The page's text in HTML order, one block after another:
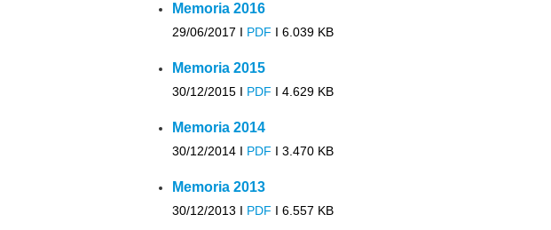
Memoria 2016
29/06/2017 I PDF I 6.039 KB
Memoria 2015
30/12/2015 I PDF I 4.629 KB
Memoria 2014
30/12/2014 I PDF I 3.470 KB
Memoria 2013
30/12/2013 I PDF I 6.557 KB